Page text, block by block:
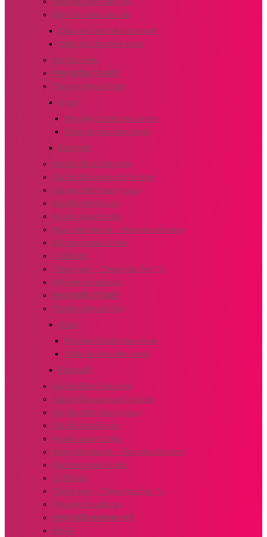
Bồn rửa chén cao cấp
Chậu vòi rửa chén Eurogold
Chậu vòi rửa chén Aroki
Vòi rửa chén
PHỤ KIỆN TỦ BẾP
Thương hiệu nổi bật
Aroki
Phụ kiện tủ bếp Inox Aroki
Chậu vòi rửa chén Aroki
Eurogold
Giá bát đĩa tủ bếp trên
Giá bát đĩa xoong nồi tủ dưới
Giá dao thớt chai lọ gia vị
Giá để chất tẩy rửa
Kệ góc xoay tủ bếp
Khay chia thìa nĩa – khay chia đa năng
Giá treo ngoài tủ bếp
Tủ đồ khô
Thùng gạo – Thùng Rác Âm Tủ
Phụ kiện tủ quần áo
PHỤ KIỆN TỦ BẾP
Thương hiệu nổi bật
Aroki
Phụ kiện tủ bếp Inox Aroki
Chậu vòi rửa chén Aroki
Eurogold
Giá bát đĩa tủ bếp trên
Giá bát đĩa xoong nồi tủ dưới
Giá dao thớt chai lọ gia vị
Giá để chất tẩy rửa
Kệ góc xoay tủ bếp
Khay chia thìa nĩa – khay chia đa năng
Giá treo ngoài tủ bếp
Tủ đồ khô
Thùng gạo – Thùng Rác Âm Tủ
Phụ kiện tủ quần áo
PHỤ KIỆN NGÀNH GỖ
Bản lề